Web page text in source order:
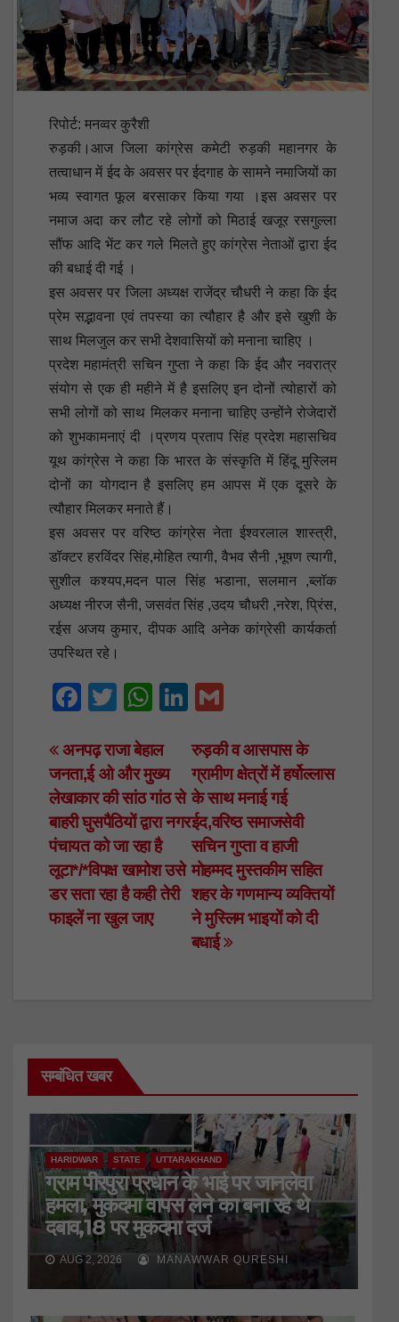
रिपोर्ट: मनव्वर कुरैशी
रुड़की।आज जिला कांग्रेस कमेटी रुड़की महानगर के
तत्वाधान में ईद के अवसर पर ईदगाह के सामने नमाजियों का
भव्य स्वागत फूल बरसाकर किया गया ।इस अवसर पर
नमाज अदा कर लौट रहे लोगों को मिठाई खजूर रसगुल्ला
सौंफ आदि भेंट कर गले मिलते हुए कांग्रेस नेताओं द्वारा ईद
की बधाई दी गई ।
इस अवसर पर जिला अध्यक्ष राजेंद्र चौधरी ने कहा कि ईद
प्रेम सद्भावना एवं तपस्या का त्यौहार है और इसे खुशी के
साथ मिलजुल कर सभी देशवासियों को मनाना चाहिए ।
प्रदेश महामंत्री सचिन गुप्ता ने कहा कि ईद और नवरात्र
संयोग से एक ही महीने में है इसलिए इन दोनों त्योहारों को
सभी लोगों को साथ मिलकर मनाना चाहिए उन्होंने रोजेदारों
को शुभकामनाएं दी ।प्रणय प्रताप सिंह प्रदेश महासचिव
यूथ कांग्रेस ने कहा कि भारत के संस्कृति में हिंदू मुस्लिम
दोनों का योगदान है इसलिए हम आपस में एक दूसरे के
त्यौहार मिलकर मनाते हैं।
इस अवसर पर वरिष्ठ कांग्रेस नेता ईश्वरलाल शास्त्री,
डॉक्टर हरविंदर सिंह,मोहित त्यागी, वैभव सैनी ,भूषण त्यागी,
सुशील कश्यप,मदन पाल सिंह भडाना, सलमान ,ब्लॉक
अध्यक्ष नीरज सैनी, जसवंत सिंह ,उदय चौधरी ,नरेश, प्रिंस,
रईस अजय कुमार, दीपक आदि अनेक कांग्रेसी कार्यकर्ता
उपस्थित रहे।
F
c
e
b
o
o
k
T
tt
er
W
at
s
A
p
p
Li
k
e
dI
n
ail
Post
navigation
रुड़की व आसपास के
ग्रामीण क्षेत्रों में हर्षोल्लास
के साथ मनाई गई
ईद,वरिष्ठ समाजसेवी
सचिन गुप्ता व हाजी
मोहम्मद मुस्तकीम सहित
शहर के गणमान्य व्यक्तियों
ने मुस्लिम भाइयों को दी
बधाई
अनपढ़ राजा बेहाल
जनता,ई ओ और मुख्य
लेखाकार की सांठ गांठ से
बाहरी घुसपैठियों द्वारा नगर
पंचायत को जा रहा है
लूटा*/*विपक्ष खामोश उसे
डर सता रहा है कही तेरी
फाइलें ना खुल जाए
सम्बंधित खबर
HARIDWAR STATE UTTARAKHAND
ग्राम पीरपुरा प्रधान के भाई पर जानलेवा
हमला, मुकदमा वापस लेने का बना रहे थे
दबाव,18 पर मुकदमा दर्ज
AUG 2, 2026 MANAWWAR QURESHI